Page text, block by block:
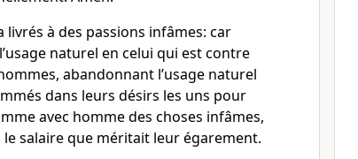
livrés à des passions infâmes: car
naturel en celui qui est contre
abandonnant l’usage naturel
dans leurs désirs les uns pour
avec homme des choses infâmes,
salaire que méritait leur égarement.